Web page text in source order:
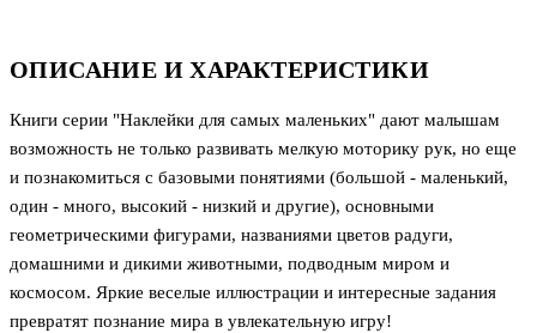
ОПИСАНИЕ И ХАРАКТЕРИСТИКИ
Книги серии "Наклейки для самых маленьких" дают малышам
возможность не только развивать мелкую моторику рук, но еще
и познакомиться с базовыми понятиями (большой - маленький,
один - много, высокий - низкий и другие), основными
геометрическими фигурами, названиями цветов радуги,
домашними и дикими животными, подводным миром и
космосом. Яркие веселые иллюстрации и интересные задания
превратят познание мира в увлекательную игру!